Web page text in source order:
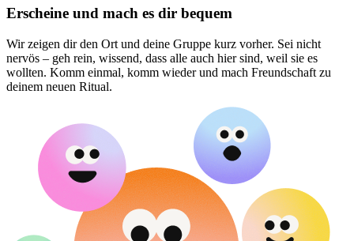
Erscheine und mach es dir bequem
Wir zeigen dir den Ort und deine Gruppe kurz vorher. Sei nicht
nervös – geh rein, wissend, dass alle auch hier sind, weil sie es
wollten. Komm einmal, komm wieder und mach Freundschaft zu
deinem neuen Ritual.